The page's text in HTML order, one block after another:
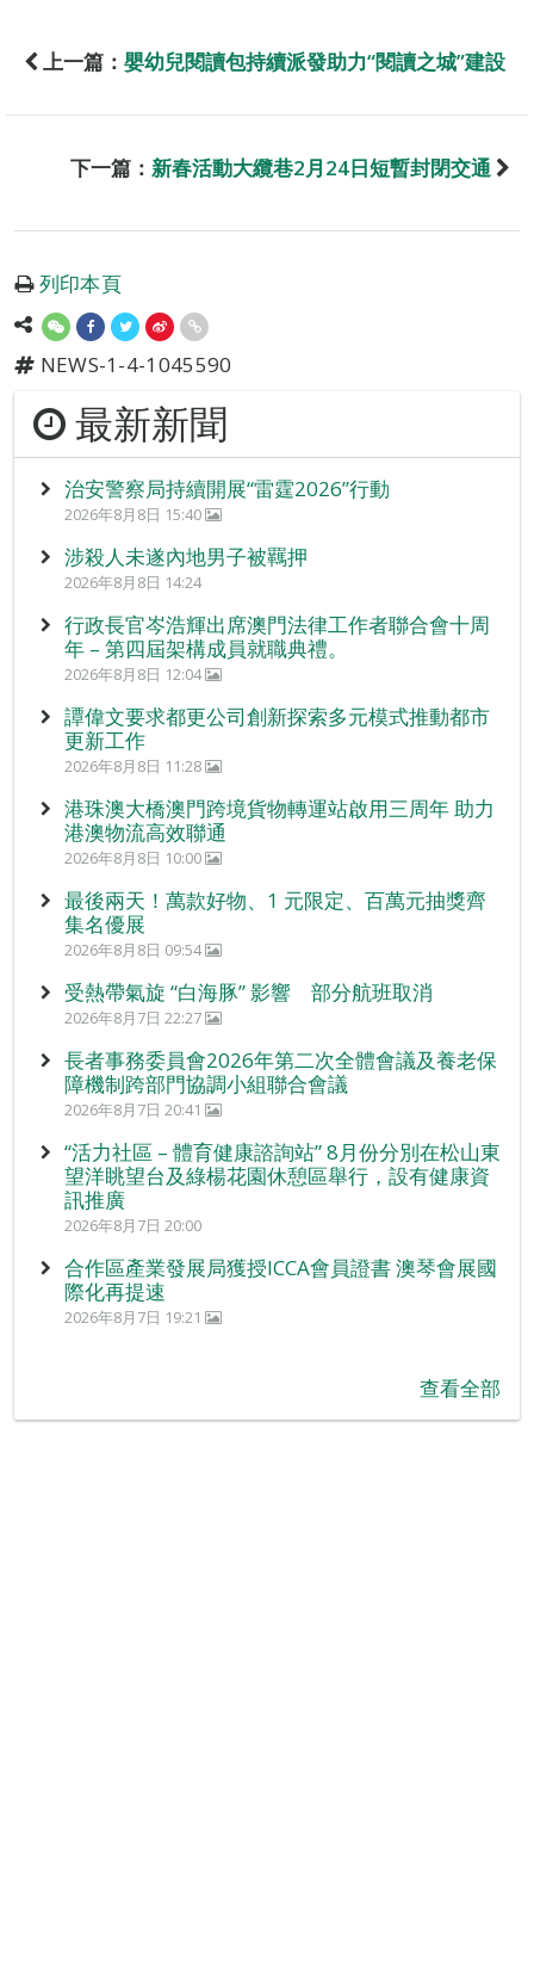
上一篇： 嬰幼兒閱讀包持續派發助力“閱讀之城”建設
下一篇： 新春活動大纜巷2月24日短暫封閉交通
列印本頁
NEWS-1-4-1045590
最新新聞
治安警察局持續開展“雷霆2026”行動
2026年8月8日 15:40
涉殺人未遂內地男子被羈押
2026年8月8日 14:24
行政長官岑浩輝出席澳門法律工作者聯合會十周
年 – 第四屆架構成員就職典禮。
2026年8月8日 12:04
譚偉文要求都更公司創新探索多元模式推動都市
更新工作
2026年8月8日 11:28
港珠澳大橋澳門跨境貨物轉運站啟用三周年 助力
港澳物流高效聯通
2026年8月8日 10:00
最後兩天！萬款好物、1 元限定、百萬元抽獎齊
集名優展
2026年8月8日 09:54
受熱帶氣旋 “白海豚” 影響 部分航班取消
2026年8月7日 22:27
長者事務委員會2026年第二次全體會議及養老保
障機制跨部門協調小組聯合會議
2026年8月7日 20:41
“活力社區 – 體育健康諮詢站” 8月份分別在松山東
望洋眺望台及綠楊花園休憩區舉行，設有健康資
訊推廣
2026年8月7日 20:00
合作區產業發展局獲授ICCA會員證書 澳琴會展國
際化再提速
2026年8月7日 19:21
查看全部